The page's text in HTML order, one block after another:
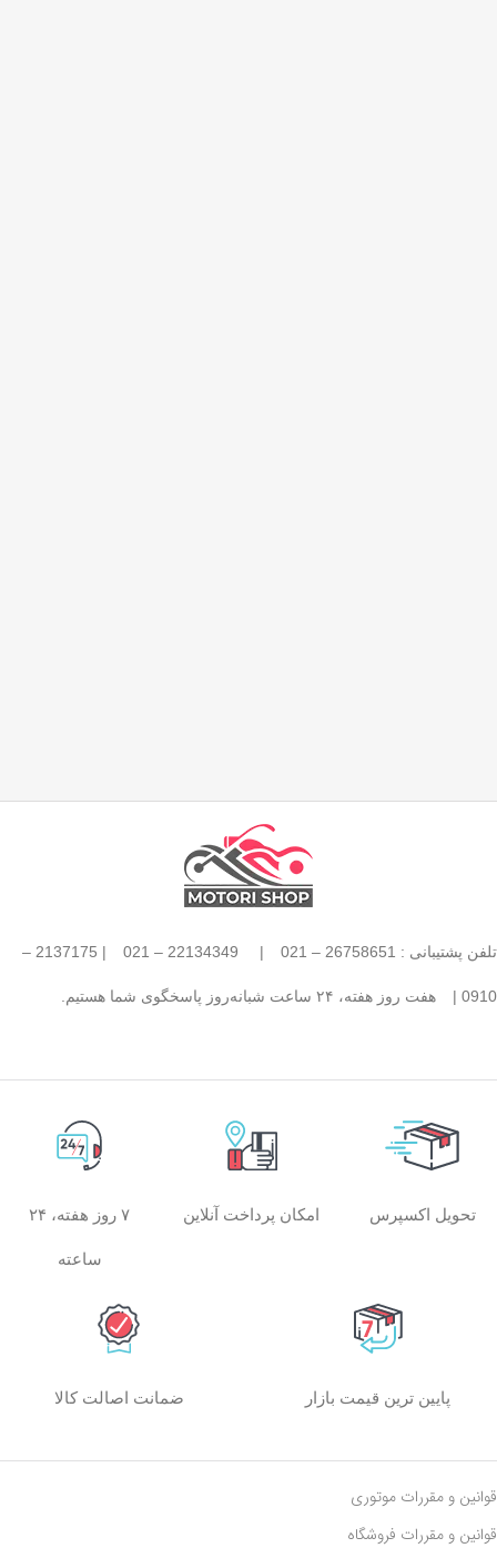
تلفن پشتیبانی : 26758651 – 021 |
| 2137175 –
0910 | هفت روز هفته، ۲۴ ساعت شبانه‌روز پاسخگوی شما هستیم.
تحویل اکسپرس امکان پرداخت آنلاین ۷ روز هفته، ۲۴
ساعته
پایین ترین قیمت بازار ضمانت اصالت کالا
قوانین و مقررات موتوری
قوانین و مقررات فروشگاه